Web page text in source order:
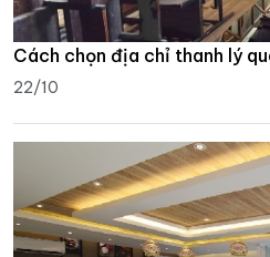
Cách chọn địa chỉ thanh lý
22/10